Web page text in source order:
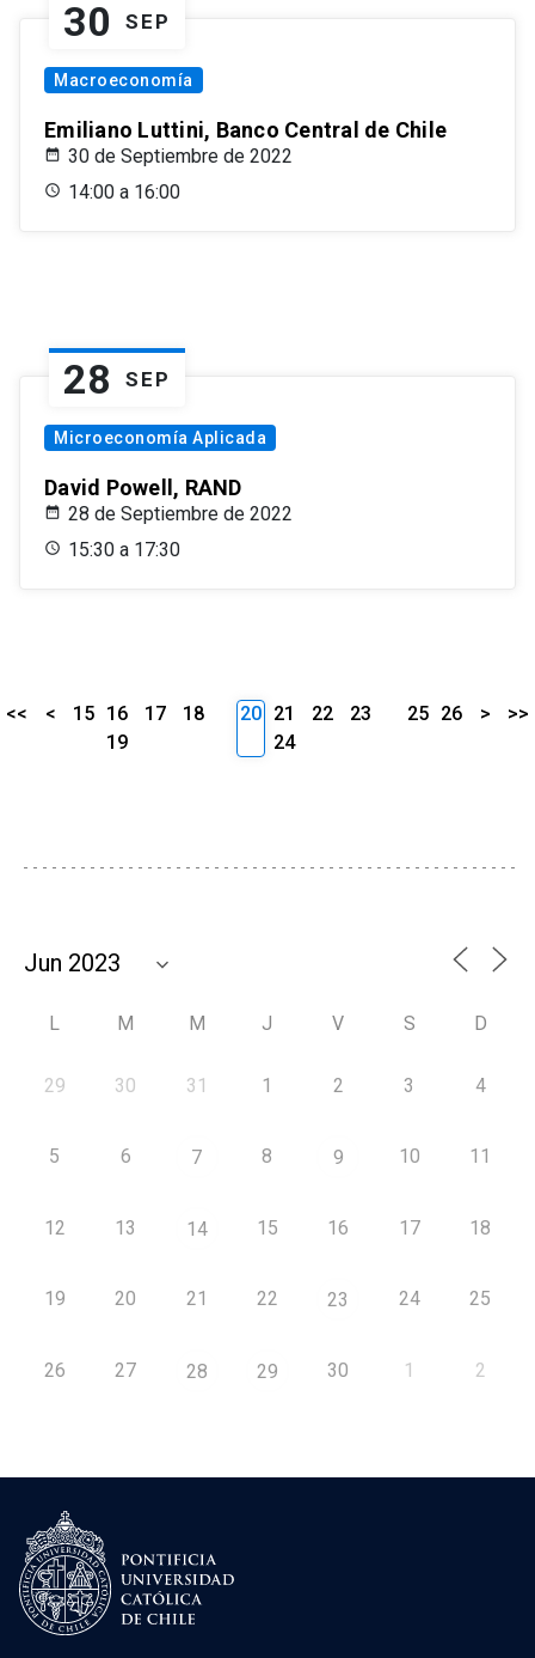
30 SEP
Macroeconomía
Emiliano Luttini, Banco Central de Chile
30 de Septiembre de 2022
14:00 a 16:00
28 SEP
Microeconomía Aplicada
David Powell, RAND
28 de Septiembre de 2022
15:30 a 17:30
<< < 15 16 17
18
19
20 21 22
23
24
25 26 > >>
L M M J V S D
29 30 31 1 2 3 4
5 6 7 8 9 10 11
12 13 14 15 16 17 18
19 20 21 22 23 24 25
26 27 28 29 30 1 2